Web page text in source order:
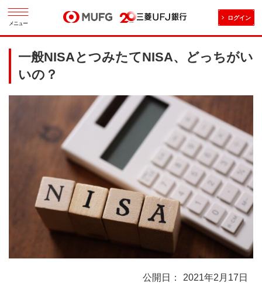
メニュー
ログイン
一般NISAとつみたてNISA、どっちがい
いの？
2021年2月17日